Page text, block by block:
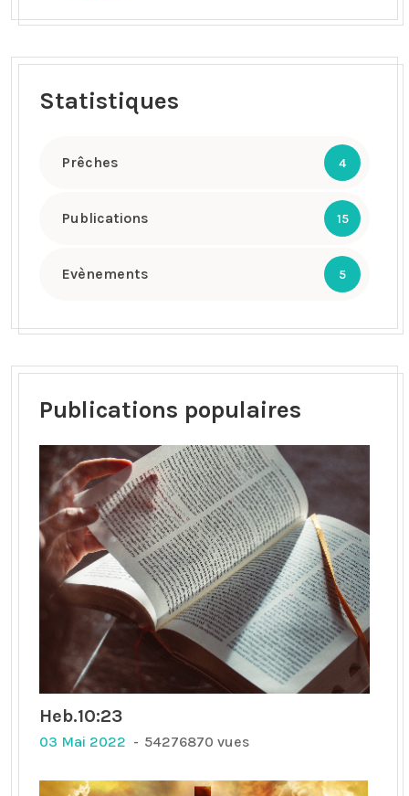
Statistiques
Prêches 4
Publications 15
Evènements 5
Publications populaires
Heb.10:23
03 Mai 2022 54276870 vues